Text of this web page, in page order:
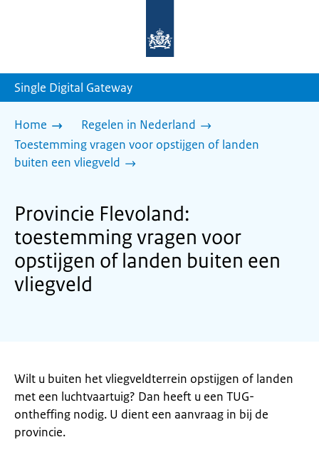
homepage
Single Digital Gateway
Home
Regelen in Nederland
Toestemming vragen voor opstijgen of landen
buiten een vliegveld
Provincie Flevoland:
toestemming vragen voor
opstijgen of landen buiten een
vliegveld
Wilt u buiten het vliegveldterrein opstijgen of landen
met een luchtvaartuig? Dan heeft u een TUG-
ontheffing nodig. U dient een aanvraag in bij de
provincie.